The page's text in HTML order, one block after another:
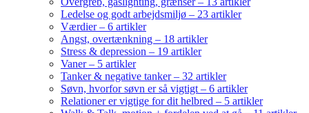
Ledelse og godt arbejdsmiljø – 23 artikler
Værdier – 6 artikler
Angst, overtænkning – 18 artikler
Stress & depression – 19 artikler
Vaner – 5 artikler
Tanker & negative tanker – 32 artikler
Søvn, hvorfor søvn er så vigtigt – 6 artikler
Relationer er vigtige for dit helbred – 5 artikler